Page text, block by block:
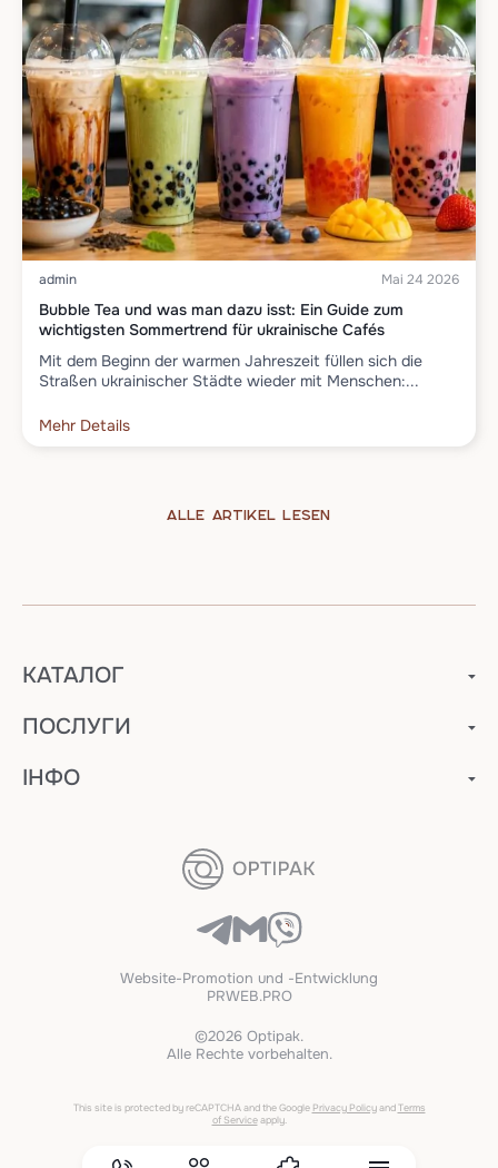
admin Mai 24 2026
Bubble Tea und was man dazu isst: Ein Guide zum
wichtigsten Sommertrend für ukrainische Cafés
Mit dem Beginn der warmen Jahreszeit füllen sich die
Straßen ukrainischer Städte wieder mit Menschen:...
Mehr Details
Alle Artikel lesen
КАТАЛОГ
ПОСЛУГИ
ІНФО
Website-Promotion und -Entwicklung
PRWEB.PRO
©2026 Optipak.
Alle Rechte vorbehalten.
This site is protected by reCAPTCHA and the Google Privacy PolicyandTerms
of Serviceapply.